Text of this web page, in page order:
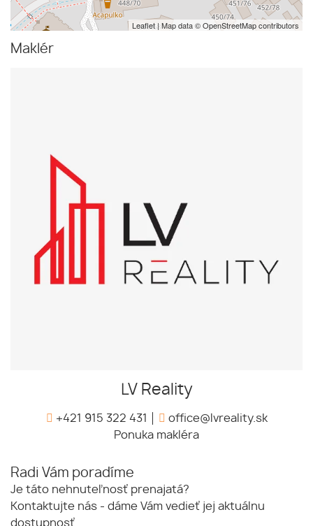
Leaflet| Map data ©OpenStreetMapcontributors
Maklér
LV Reality
+421 915 322 431
office@lvreality.sk
Ponuka makléra
Radi Vám poradíme
Je táto nehnuteľnosť prenajatá?
Kontaktujte nás - dáme Vám vedieť jej aktuálnu
dostupnosť.